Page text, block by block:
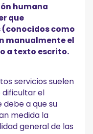
humana
que
como
manualmente el
a texto escrito.
servicios suelen
dificultar el
debe a que su
medida la
general de las